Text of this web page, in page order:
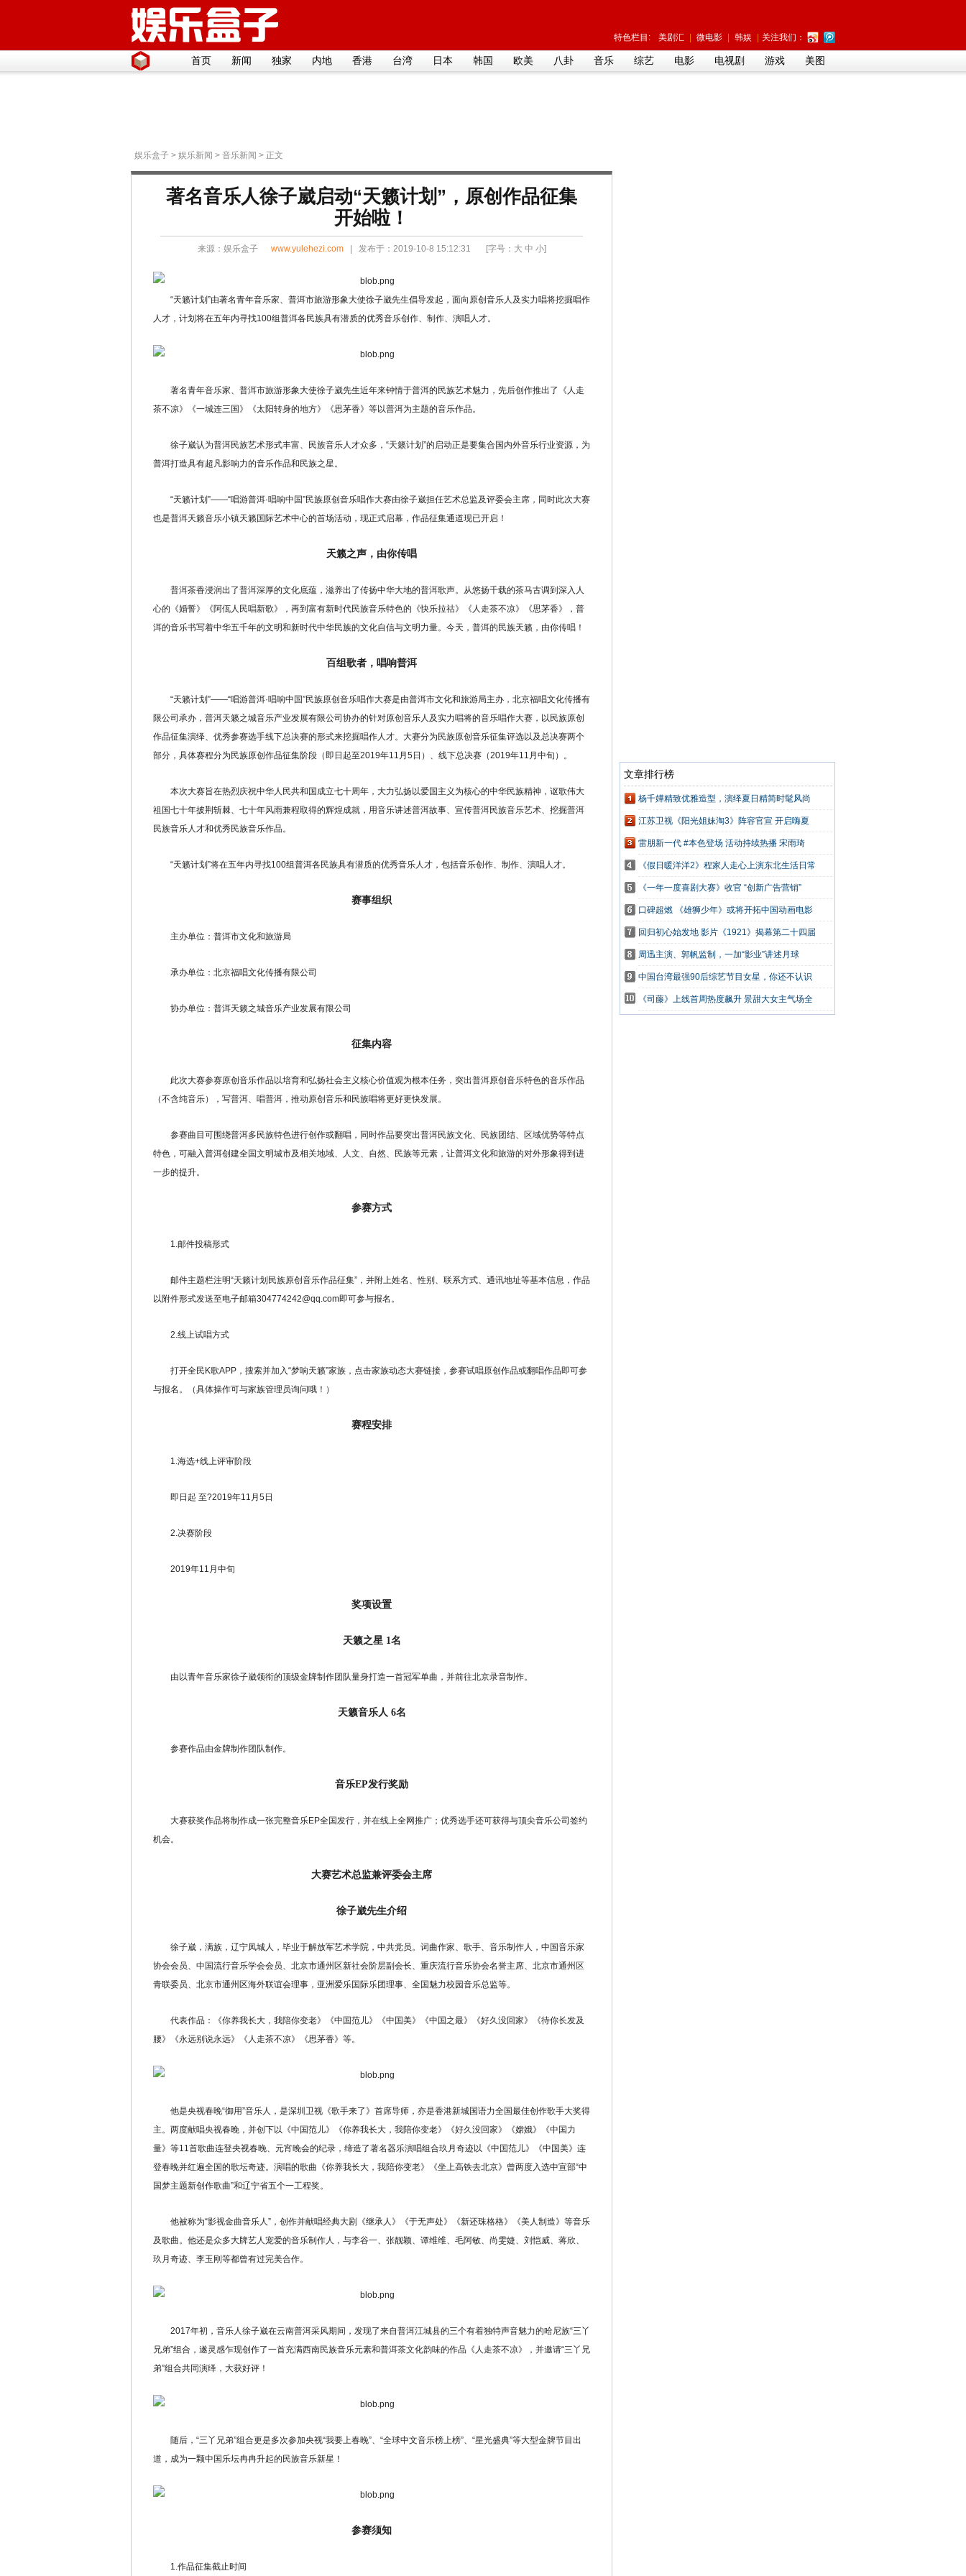
特色栏目: 美剧汇 微电影 韩娱 关注我们：
首页 新闻 独家 内地 香港 台湾 日本 韩国 欧美 八卦 音乐 综艺 电影 电视剧 游戏 美图
娱乐盒子 > 娱乐新闻 > 音乐新闻 > 正文
著名音乐人徐子崴启动“天籁计划”，原创作品征集
开始啦！
来源： 娱乐盒子 www.yulehezi.com| 发布于：2019-10-8 15:12:31 [字号： 大 中 小]
“天籁计划”由著名青年音乐家、普洱市旅游形象大使徐子崴先生倡导发起，面向原创音乐人及实力唱将挖掘唱作
人才，计划将在五年内寻找100组普洱各民族具有潜质的优秀音乐创作、制作、演唱人才。
著名青年音乐家、普洱市旅游形象大使徐子崴先生近年来钟情于普洱的民族艺术魅力，先后创作推出了《人走
茶不凉》《一城连三国》《太阳转身的地方》《思茅香》等以普洱为主题的音乐作品。
徐子崴认为普洱民族艺术形式丰富、民族音乐人才众多，“天籁计划”的启动正是要集合国内外音乐行业资源，为
普洱打造具有超凡影响力的音乐作品和民族之星。
“天籁计划”——“唱游普洱·唱响中国”民族原创音乐唱作大赛由徐子崴担任艺术总监及评委会主席，同时此次大赛
也是普洱天籁音乐小镇天籁国际艺术中心的首场活动，现正式启幕，作品征集通道现已开启！
天籁之声，由你传唱
普洱茶香浸润出了普洱深厚的文化底蕴，滋养出了传扬中华大地的普洱歌声。从悠扬千载的茶马古调到深入人
心的《婚誓》《阿佤人民唱新歌》，再到富有新时代民族音乐特色的《快乐拉祜》《人走茶不凉》《思茅香》，普
洱的音乐书写着中华五千年的文明和新时代中华民族的文化自信与文明力量。今天，普洱的民族天籁，由你传唱！
百组歌者，唱响普洱
“天籁计划”——“唱游普洱·唱响中国”民族原创音乐唱作大赛是由普洱市文化和旅游局主办，北京福唱文化传播有
限公司承办，普洱天籁之城音乐产业发展有限公司协办的针对原创音乐人及实力唱将的音乐唱作大赛，以民族原创
作品征集演绎、优秀参赛选手线下总决赛的形式来挖掘唱作人才。大赛分为民族原创音乐征集评选以及总决赛两个
部分，具体赛程分为民族原创作品征集阶段（即日起至2019年11月5日）、线下总决赛（2019年11月中旬）。
本次大赛旨在热烈庆祝中华人民共和国成立七十周年，大力弘扬以爱国主义为核心的中华民族精神，讴歌伟大
祖国七十年披荆斩棘、七十年风雨兼程取得的辉煌成就，用音乐讲述普洱故事、宣传普洱民族音乐艺术、挖掘普洱
民族音乐人才和优秀民族音乐作品。
“天籁计划”将在五年内寻找100组普洱各民族具有潜质的优秀音乐人才，包括音乐创作、制作、演唱人才。
赛事组织
主办单位：普洱市文化和旅游局
承办单位：北京福唱文化传播有限公司
协办单位：普洱天籁之城音乐产业发展有限公司
征集内容
此次大赛参赛原创音乐作品以培育和弘扬社会主义核心价值观为根本任务，突出普洱原创音乐特色的音乐作品
（不含纯音乐），写普洱、唱普洱，推动原创音乐和民族唱将更好更快发展。
参赛曲目可围绕普洱多民族特色进行创作或翻唱，同时作品要突出普洱民族文化、民族团结、区域优势等特点
特色，可融入普洱创建全国文明城市及相关地域、人文、自然、民族等元素，让普洱文化和旅游的对外形象得到进
一步的提升。
参赛方式
1.邮件投稿形式
邮件主题栏注明“天籁计划民族原创音乐作品征集”，并附上姓名、性别、联系方式、通讯地址等基本信息，作品
以附件形式发送至电子邮箱304774242@qq.com即可参与报名。
2.线上试唱方式
打开全民K歌APP，搜索并加入“梦响天籁”家族，点击家族动态大赛链接，参赛试唱原创作品或翻唱作品即可参
与报名。（具体操作可与家族管理员询问哦！）
赛程安排
1.海选+线上评审阶段
即日起 至?2019年11月5日
2.决赛阶段
2019年11月中旬
奖项设置
天籁之星 1名
由以青年音乐家徐子崴领衔的顶级金牌制作团队量身打造一首冠军单曲，并前往北京录音制作。
天籁音乐人 6名
参赛作品由金牌制作团队制作。
音乐EP发行奖励
大赛获奖作品将制作成一张完整音乐EP全国发行，并在线上全网推广；优秀选手还可获得与顶尖音乐公司签约
机会。
大赛艺术总监兼评委会主席
徐子崴先生介绍
徐子崴，满族，辽宁凤城人，毕业于解放军艺术学院，中共党员。词曲作家、歌手、音乐制作人，中国音乐家
协会会员、中国流行音乐学会会员、北京市通州区新社会阶层副会长、重庆流行音乐协会名誉主席、北京市通州区
青联委员、北京市通州区海外联谊会理事，亚洲爱乐国际乐团理事、全国魅力校园音乐总监等。
代表作品：《你养我长大，我陪你变老》《中国范儿》《中国美》《中国之最》《好久没回家》《待你长发及
腰》《永远别说永远》《人走茶不凉》《思茅香》等。
他是央视春晚“御用”音乐人，是深圳卫视《歌手来了》首席导师，亦是香港新城国语力全国最佳创作歌手大奖得
主。两度献唱央视春晚，并创下以《中国范儿》《你养我长大，我陪你变老》《好久没回家》《嫦娥》《中国力
量》等11首歌曲连登央视春晚、元宵晚会的纪录，缔造了著名器乐演唱组合玖月奇迹以《中国范儿》《中国美》连
登春晚并红遍全国的歌坛奇迹。演唱的歌曲《你养我长大，我陪你变老》《坐上高铁去北京》曾两度入选中宣部“中
国梦主题新创作歌曲”和辽宁省五个一工程奖。
他被称为“影视金曲音乐人”，创作并献唱经典大剧《继承人》《于无声处》《新还珠格格》《美人制造》等音乐
及歌曲。他还是众多大牌艺人宠爱的音乐制作人，与李谷一、张靓颖、谭维维、毛阿敏、尚雯婕、刘恺威、蒋欣、
玖月奇迹、李玉刚等都曾有过完美合作。
2017年初，音乐人徐子崴在云南普洱采风期间，发现了来自普洱江城县的三个有着独特声音魅力的哈尼族“三丫
兄弟”组合，遂灵感乍现创作了一首充满西南民族音乐元素和普洱茶文化韵味的作品《人走茶不凉》，并邀请“三丫兄
弟”组合共同演绎，大获好评！
随后，“三丫兄弟”组合更是多次参加央视“我要上春晚”、“全球中文音乐榜上榜”、“星光盛典”等大型金牌节目出
道，成为一颗中国乐坛冉冉升起的民族音乐新星！
参赛须知
1.作品征集截止时间